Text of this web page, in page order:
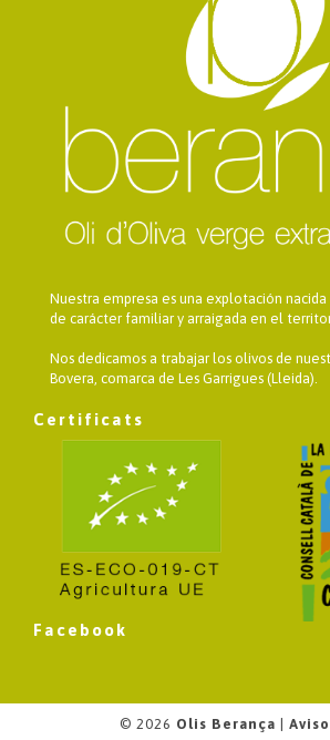
Nuestra empresa es una explotación
de carácter familiar y arraigada en el
Nos dedicamos a trabajar los olivos de
Bovera, comarca de Les Garrigues (Lleida).
Certificats
Facebook
© 2026 Olis Berança